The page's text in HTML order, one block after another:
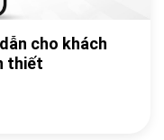
cho khách
thiết